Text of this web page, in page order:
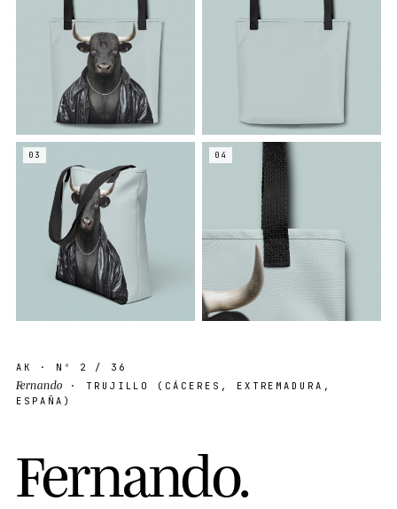
03 04
AK · Nº 2 / 36
Fernando · TRUJILLO (CÁCERES, EXTREMADURA,
ESPAÑA)
Fernando.